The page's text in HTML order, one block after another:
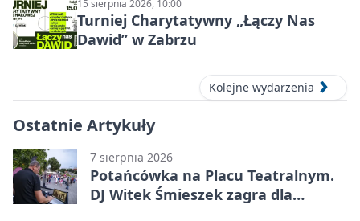
15 sierpnia 2026, 10:00
Turniej Charytatywny „Łączy Nas
Dawid” w Zabrzu
Kolejne wydarzenia
Ostatnie Artykuły
7 sierpnia 2026
Potańcówka na Placu Teatralnym.
DJ Witek Śmieszek zagra dla